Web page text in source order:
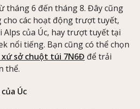
tháng 6 đến tháng 8. Đây cũng
các hoạt động trượt tuyết,
của Úc, hay trượt tuyết tại
nổi tiếng. Bạn cũng có thể chọn
sở chuột túi 7N6Đ để trải
thể.
Úc